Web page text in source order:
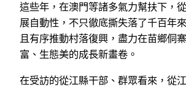
這些年，在澳門等諸多氣力幫扶下，
展自動性，不只徹底撕失落了千百年
且有序推動村落復興，盡力在苗鄉侗
富、生態美的成長新畫卷。
在受訪的從江縣干部、群眾看來，從